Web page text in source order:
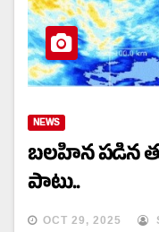
NEWS
బలహీన పడిన
పాటు..
OCT 29, 2025